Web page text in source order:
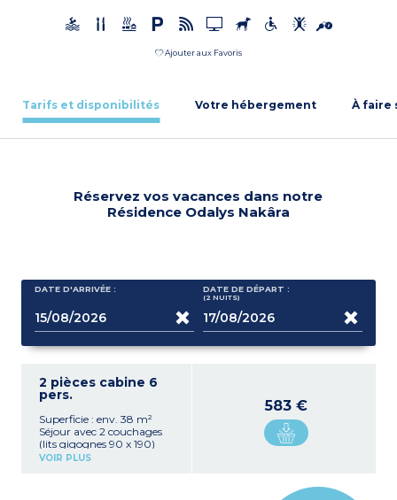
Ajouter aux Favoris
Tarifs et disponibilités Votre hébergement À faire
Réservez vos vacances dans notre
Résidence Odalys Nakâra
DATE D'ARRIVÉE : DATE DE DÉPART :
(2 NUITS)
2 pièces cabine 6
pers.
Superficie : env. 38 m²
Séjour avec 2 couchages
(lits gigognes 90 x 190)
Kitchenette équipée
VOIR PLUS
583 €